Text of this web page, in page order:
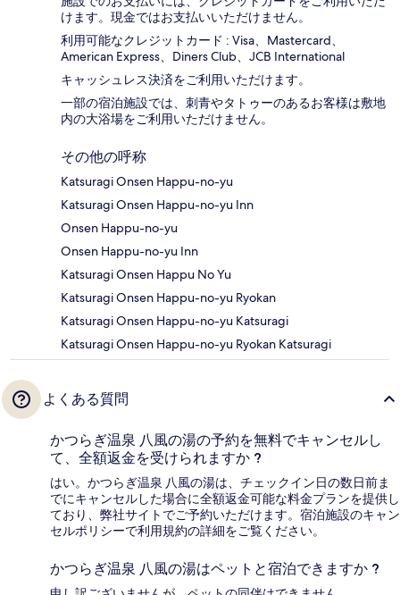
けます。現金ではお支払いいただけません。
利用可能なクレジットカード : Visa、Mastercard、
American Express、Diners Club、JCB International
キャッシュレス決済をご利用いただけます。
一部の宿泊施設では、刺青やタトゥーのあるお客様は敷地
内の大浴場をご利用いただけません。
その他の呼称
Katsuragi Onsen Happu-no-yu
Katsuragi Onsen Happu-no-yu Inn
Onsen Happu-no-yu
Onsen Happu-no-yu Inn
Katsuragi Onsen Happu No Yu
Katsuragi Onsen Happu-no-yu Ryokan
Katsuragi Onsen Happu-no-yu Katsuragi
Katsuragi Onsen Happu-no-yu Ryokan Katsuragi
よくある質問
かつらぎ温泉 八風の湯の予約を無料でキャンセルし
て、全額返金を受けられますか ?
はい。かつらぎ温泉 八風の湯は、チェックイン日の数日前ま
でにキャンセルした場合に全額返金可能な料金プランを提供し
ており、弊社サイトでご予約いただけます。宿泊施設のキャン
セルポリシーで利用規約の詳細をご覧ください。
かつらぎ温泉 八風の湯はペットと宿泊できますか ?